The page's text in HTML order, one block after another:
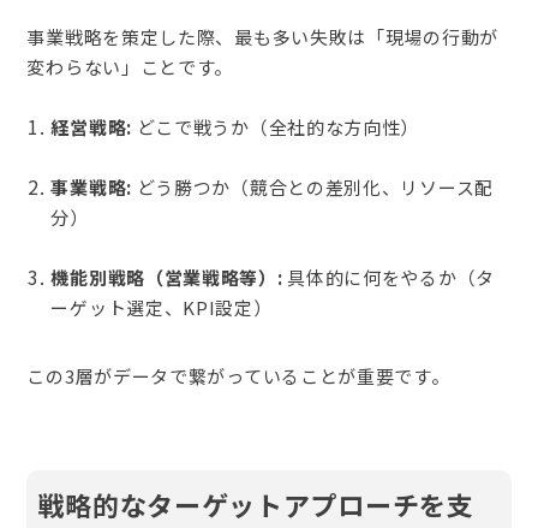
事業戦略を策定した際、最も多い失敗は「現場の行動が
変わらない」ことです。
経営戦略: どこで戦うか（全社的な方向性）
事業戦略: どう勝つか（競合との差別化、リソース配
分）
機能別戦略（営業戦略等）:具体的に何をやるか（タ
ーゲット選定、KPI設定）
この3層がデータで繋がっていることが重要です。
戦略的なターゲットアプローチを支